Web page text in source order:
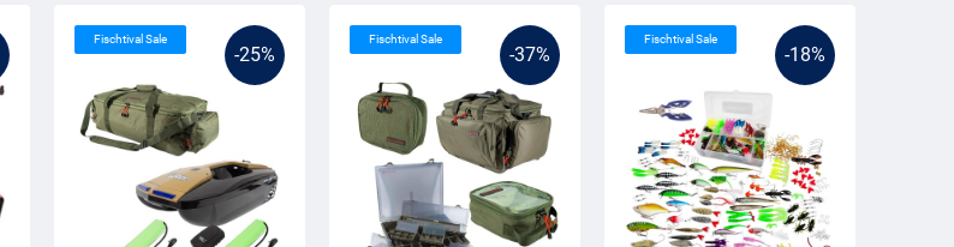
-25%
Fischtival Sale
-37%
Fischtival Sale
-18%
Fischtival Sale